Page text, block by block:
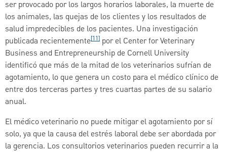
ser provocado por los largos horarios laborales, la muerte de
los animales, las quejas de los clientes y los resultados de
salud impredecibles de los pacientes. Una investigación
publicada recientemente[11] por el Center for Veterinary
Business and Entrepreneurship de Cornell University
identificó que más de la mitad de los veterinarios sufrían de
agotamiento, lo que genera un costo para el médico clínico de
entre dos terceras partes y tres cuartas partes de su salario
anual.
El médico veterinario no puede mitigar el agotamiento por sí
solo, ya que la causa del estrés laboral debe ser abordada por
la gerencia. Los consultorios veterinarios pueden recurrir a la